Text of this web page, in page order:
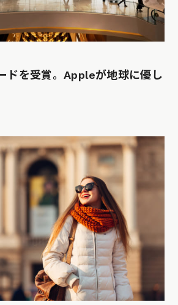
ドを受賞。Appleが地球に優し